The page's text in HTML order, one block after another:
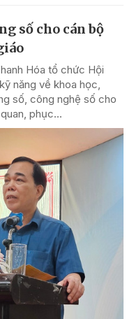
số cho cán bộ
Hóa tổ chức Hội
năng về khoa học,
số, công nghệ số cho
phục...